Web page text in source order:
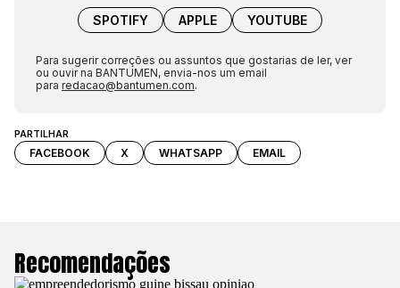
PARTILHAR
FACEBOOK X WHATSAPP EMAIL
SPOTIFY APPLE YOUTUBE
Para sugerir correções ou assuntos que gostarias de ler, ver
ou ouvir na BANTUMEN, envia-nos um email
para redacao@bantumen.com.
Recomendações